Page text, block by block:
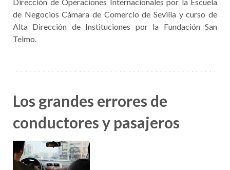
de Negocios Cámara de Comercio de Sevilla y curso de
Alta Dirección de Instituciones por la Fundación San
Telmo.
Los grandes errores de
conductores y pasajeros